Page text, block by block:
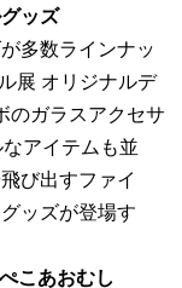
ッズ
多数ラインナッ
展 オリジナルデ
のガラスアクセサ
アイテムも並
び出すファイ
ッズが登場す
こあおむし